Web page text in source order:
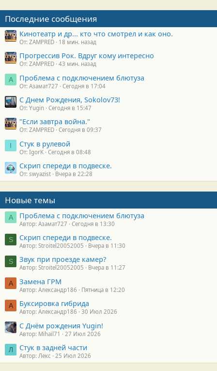
Последние сообщения
Кинотеатр и др... кто что смотрел и как оно.
От: ZAMPRED 18 мин. назад
Прогрессив Рок. Вдруг кому интересно
От: ZAMPRED 43 мин. назад
А Проблема с подключением блютуза
От: Азамат727 Сегодня в 17:04
С Днем Рождения, Sokolov73!
От: Yugin Сегодня в 15:47
"Если завтра война."
От: ZAMPRED Сегодня в 09:37
I Стук в рулевой
От: IgorK Сегодня в 08:48
Скрип спереди в подвеске.
От: swyazist Вчера в 22:28
Новые темы
А Проблема с подключением блютуза
Автор: Азамат727 Сегодня в 13:30
S Скрип спереди в подвеске.
Автор: Stroitel20052005 Вчера в 11:30
S Звук при проезде камер?
Автор: Stroitel20052005 Вчера в 11:27
А Замена ГРМ
Автор: Александр186 Пятница в 12:20
А Буксировка гибрида
Автор: Александр186 30 Июл 2026
С Днём рождения Yugin!
Автор: Mihail71 27 Июл 2026
Л Стук в задней части
Автор: Лекс 25 Июл 2026